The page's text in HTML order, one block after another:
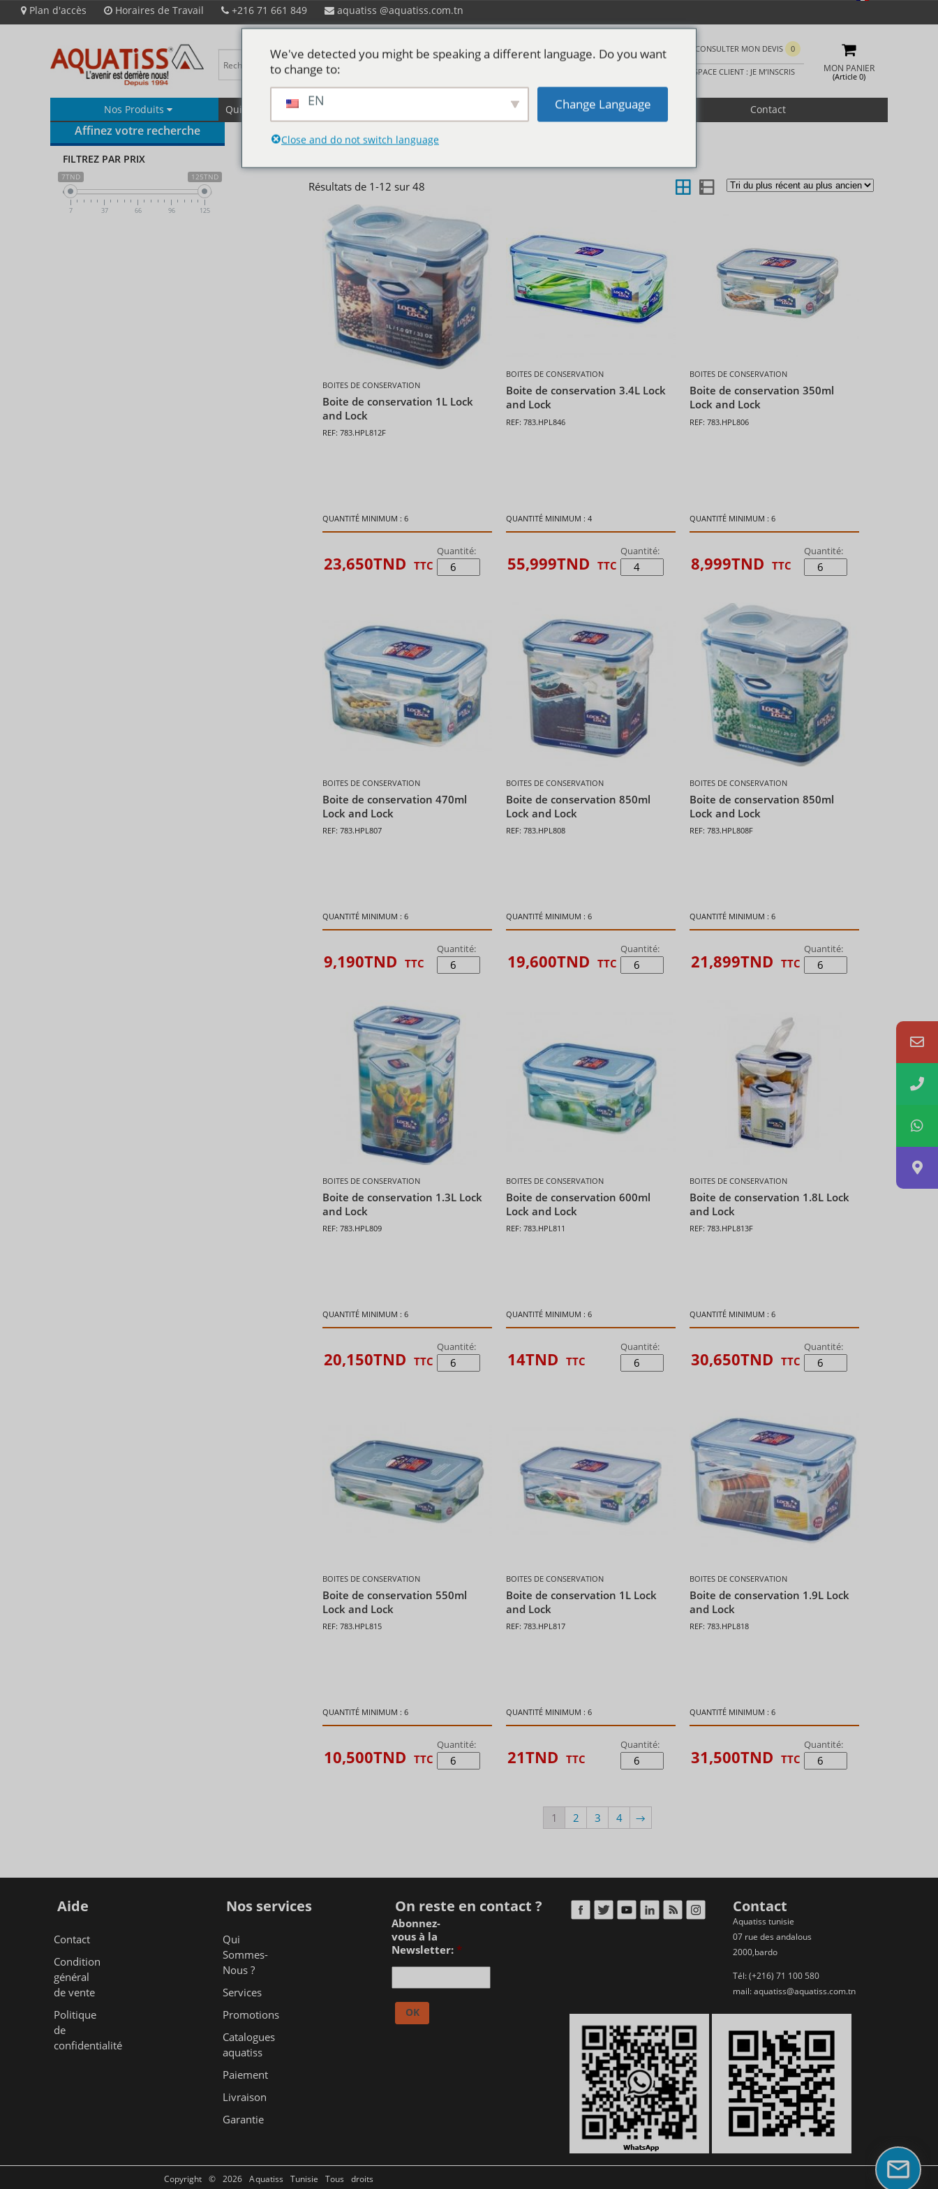
Plan d'accès Horaires de Travail +216 71 661 849 aquatiss aquatiss.com.tn
Nos Produits Qui Sommes-Nous ? Services Promotion Contact
CONSULTER MON DEVIS 0
ESPACE CLIENT : JE M’INSCRIS MON PANIER
(Article 0)
lock&lock
Résultats de 1-12 sur 48
BOITES DE CONSERVATION
Boite de conservation 1L Lock
and Lock
REF: 783.HPL812F
QUANTITÉ MINIMUM : 6
23,650TND TTC
Quantité:
BOITES DE CONSERVATION
Boite de conservation 3.4L Lock
and Lock
REF: 783.HPL846
QUANTITÉ MINIMUM : 4
55,999TND TTC
Quantité:
BOITES DE CONSERVATION
Boite de conservation 350ml
Lock and Lock
REF: 783.HPL806
QUANTITÉ MINIMUM : 6
8,999TND TTC
Quantité:
BOITES DE CONSERVATION
Boite de conservation 470ml
Lock and Lock
REF: 783.HPL807
QUANTITÉ MINIMUM : 6
9,190TND TTC
Quantité:
BOITES DE CONSERVATION
Boite de conservation 850ml
Lock and Lock
REF: 783.HPL808
QUANTITÉ MINIMUM : 6
19,600TND TTC
Quantité:
BOITES DE CONSERVATION
Boite de conservation 850ml
Lock and Lock
REF: 783.HPL808F
QUANTITÉ MINIMUM : 6
21,899TND TTC
Quantité:
BOITES DE CONSERVATION
Boite de conservation 1.3L Lock
and Lock
REF: 783.HPL809
QUANTITÉ MINIMUM : 6
20,150TND TTC
Quantité:
BOITES DE CONSERVATION
Boite de conservation 600ml
Lock and Lock
REF: 783.HPL811
QUANTITÉ MINIMUM : 6
14TND TTC
Quantité:
BOITES DE CONSERVATION
Boite de conservation 1.8L Lock
and Lock
REF: 783.HPL813F
QUANTITÉ MINIMUM : 6
30,650TND TTC
Quantité:
BOITES DE CONSERVATION
Boite de conservation 550ml
Lock and Lock
REF: 783.HPL815
QUANTITÉ MINIMUM : 6
10,500TND TTC
Quantité:
BOITES DE CONSERVATION
Boite de conservation 1L Lock
and Lock
REF: 783.HPL817
QUANTITÉ MINIMUM : 6
21TND TTC
Quantité:
BOITES DE CONSERVATION
Boite de conservation 1.9L Lock
and Lock
REF: 783.HPL818
QUANTITÉ MINIMUM : 6
31,500TND TTC
Quantité:
1 2 3 4 →
Affinez votre recherche
FILTREZ PAR PRIX
7TND 125TND
7 37 66 96 125
Aide
Contact
Condition
général
de vente
Politique
de
confidentialité
Nos services
Qui
Sommes-
Nous ?
Services
Promotions
Catalogues
aquatiss
Paiement
Livraison
Garantie
On reste en contact ?
Abonnez-
vous à la
Newsletter: *
Contact
Aquatiss tunisie
07 rue des andalous
2000,bardo
Tél: (+216) 71 100 580
mail:aquatiss@aquatiss.com.tn
Copyright © 2026 Aquatiss Tunisie Tous droits
We've detected you might be speaking a different language. Do you want
to change to:
EN Change Language
Close and do not switch language